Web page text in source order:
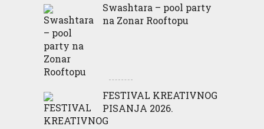
Swashtara – pool party
na Zonar Rooftopu
FESTIVAL KREATIVNOG
PISANJA 2026.